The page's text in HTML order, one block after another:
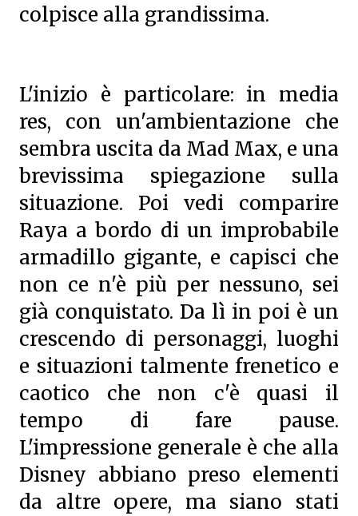
colpisce alla grandissima.
L'inizio è particolare: in media
res, con un'ambientazione che
sembra uscita da Mad Max, e una
brevissima spiegazione sulla
situazione. Poi vedi comparire
Raya a bordo di un improbabile
armadillo gigante, e capisci che
non ce n'è più per nessuno, sei
già conquistato. Da lì in poi è un
crescendo di personaggi, luoghi
e situazioni talmente frenetico e
caotico che non c'è quasi il
tempo di fare pause.
L'impressione generale è che alla
Disney abbiano preso elementi
da altre opere, ma siano stati